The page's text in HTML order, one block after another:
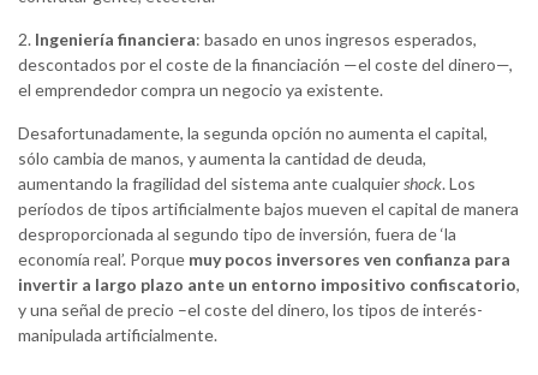
2. Ingeniería financiera: basado en unos ingresos esperados,
descontados por el coste de la financiación —el coste del dinero—,
el emprendedor compra un negocio ya existente.
Desafortunadamente, la segunda opción no aumenta el capital,
sólo cambia de manos, y aumenta la cantidad de deuda,
aumentando la fragilidad del sistema ante cualquiershock. Los
períodos de tipos artificialmente bajos mueven el capital de manera
desproporcionada al segundo tipo de inversión, fuera de ‘la
economía real’. Porque muy pocos inversores ven confianza para
invertir a largo plazo ante un entorno impositivo confiscatorio,
y una señal de precio –el coste del dinero, los tipos de interés-
manipulada artificialmente.